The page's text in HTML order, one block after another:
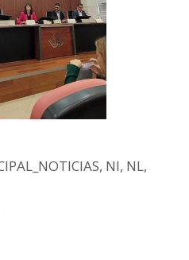
, NI, NL,